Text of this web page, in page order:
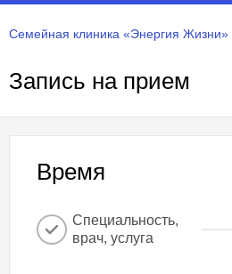
Семейная клиника «Энергия Жизни»
Запись на прием
Время
Специальность,
врач, услуга